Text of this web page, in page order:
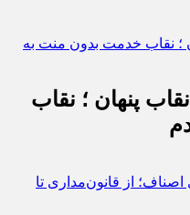
پنهان ؛ نقاب